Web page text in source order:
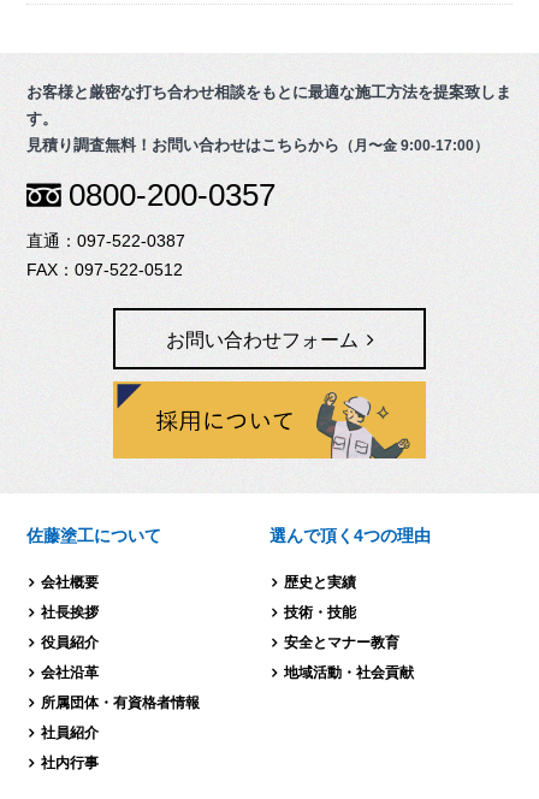
お客様と厳密な打ち合わせ相談をもとに最適な施工方法を提案致しま
す。
見積り調査無料！お問い合わせはこちらから （月〜金 9:00-17:00）
0800-200-0357
097-522-0387
097-522-0512
お問い合わせフォーム
佐藤塗工について
会社概要
社長挨拶
役員紹介
会社沿革
所属団体・有資格者情報
社員紹介
社内行事
選んで頂く4つの理由
歴史と実績
技術・技能
安全とマナー教育
地域活動・社会貢献